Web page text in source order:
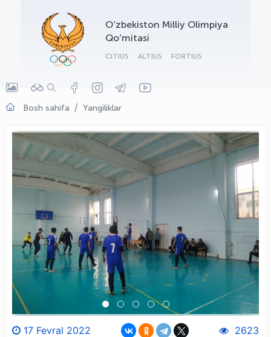
O‘zbekiston Milliy Olimpiya
Qo‘mitasi
CITIUS ALTIUS FORTIUS
Bosh sahifa Yangiliklar
17 Fevral 2022 2623
OLYMPCHIK AI - yordamchi
Onlayn · olympic.uz